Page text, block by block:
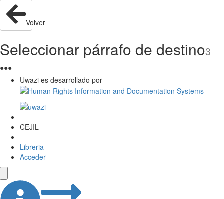
Volver
Seleccionar párrafo de destino3
●●●
Uwazi es desarrollado por
CEJIL
Libreria
Acceder